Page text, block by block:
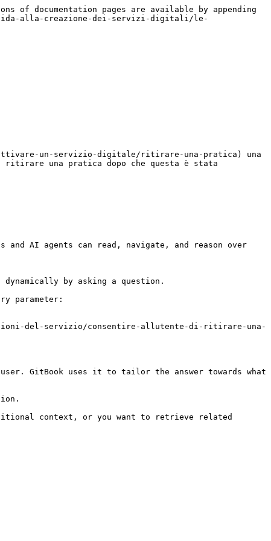
documentation pages are available by appending
alla-creazione-dei-servizi-digitali/le-
un-servizio-digitale/ritirare-una-pratica) una
una pratica dopo che questa è stata
and AI agents can read, navigate, and reason over
by asking a question.
parameter:
del-servizio/consentire-allutente-di-ritirare-una-
GitBook uses it to tailor the answer towards what
context, or you want to retrieve related